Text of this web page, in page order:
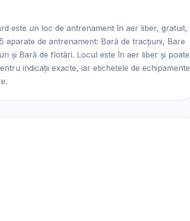
este un loc de antrenament în aer liber, gratuit,
aparate de antrenament: Bară de tracțiuni, Bare
și Bară de flotări. Locul este în aer liber și poate
indicații exacte, iar etichetele de echipamente